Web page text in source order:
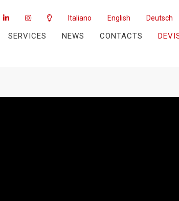
Italiano English Deutsch
SERVICES NEWS CONTACTS